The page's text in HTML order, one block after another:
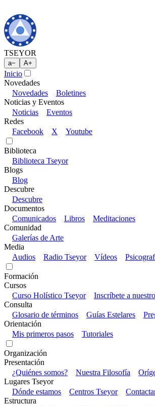
TSEYOR
a− A+
Inicio
Novedades
Novedades
Boletines
Noticias y Eventos
Noticias
Eventos
Redes
Facebook
X Youtube
Biblioteca
Biblioteca Tseyor
Blogs
Blog
Descubre
Descubre
Documentos
Comunicados
Libros
Meditaciones
Comunidad
Galerías de Arte
Media
Audios
Radio Tseyor Vídeos
Formación
Cursos
Curso Holístico Tseyor
Inscríbete a
Consulta
Glosario de términos
Guías Estelares
Orientación
Mis primeros pasos
Tutoriales
Organización
Presentación
¿Quiénes somos?
Nuestra Filosofía
Lugares Tseyor
Dónde estamos
Centros Tseyor
Estructura